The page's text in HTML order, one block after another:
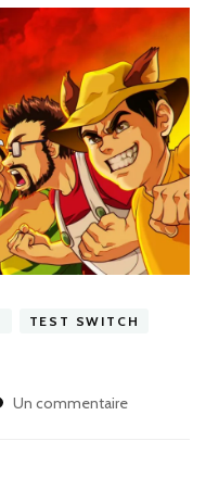
TEST SWITCH
Un commentairesur